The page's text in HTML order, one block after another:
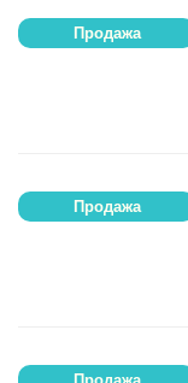
Продажа
Продажа